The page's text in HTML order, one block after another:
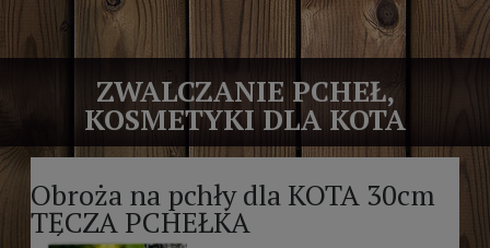
ZWALCZANIE PCHEŁ,
KOSMETYKI DLA KOTA
Obroża na pchły dla KOTA 30cm
TĘCZA PCHEŁKA